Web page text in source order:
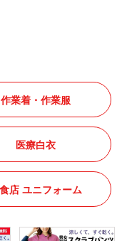
作業着・作業服
医療白衣
店 ユニフォーム